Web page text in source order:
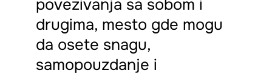
povezivanja sa sobom i
drugima, mesto gde mogu
da osete snagu,
samopouzdanje i